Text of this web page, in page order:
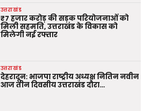
उत्तराखंड
₹7 हजार करोड़ की सड़क परियोजनाओं को
मिली सहमति, उत्तराखंड के विकास को
मिलेगी नई रफ्तार
उत्तराखंड
देहरादून: भाजपा राष्ट्रीय अध्यक्ष नितिन नवीन
आज तीन दिवसीय उत्तराखंड दौरा…